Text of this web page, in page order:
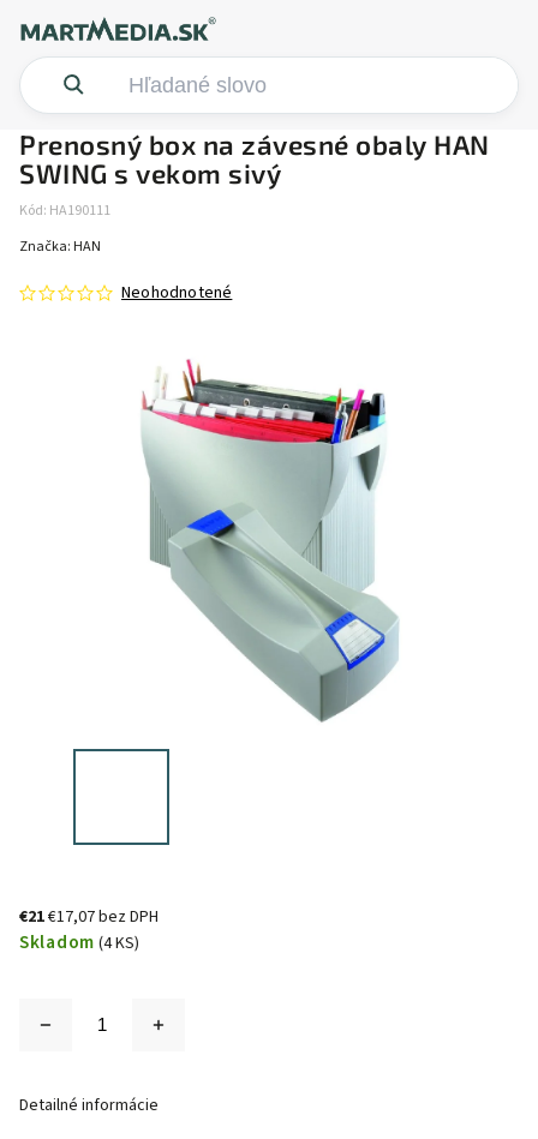
Prenosný box na závesné obaly HAN
SWING s vekom sivý
Kód: HA190111
Neohodnotené
Značka: HAN
€21€17,07 bez DPH
Skladom (4 KS)
Detailné informácie